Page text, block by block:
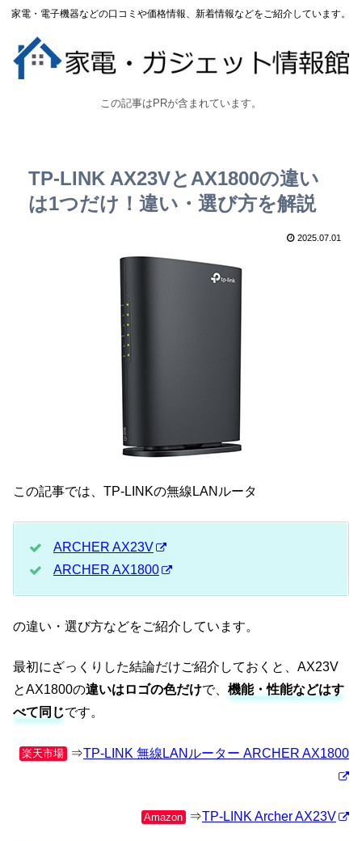
家電・電子機器などの口コミや価格情報、新着情報などをご紹介しています。
この記事はPRが含まれています。
TP-LINK AX23VとAX1800の違い
は1つだけ！違い・選び方を解説
2025.07.01
この記事では、TP-LINKの無線LANルータ
ARCHER AX23V
ARCHER AX1800
の違い・選び方などをご紹介しています。
最初にざっくりした結論だけご紹介しておくと、AX23V
とAX1800の違いはロゴの色だけで、 機能・性能などはす
べて同じです。
楽天市場 ⇒TP-LINK 無線LANルーター ARCHER AX1800
Amazon ⇒TP-LINK Archer AX23V